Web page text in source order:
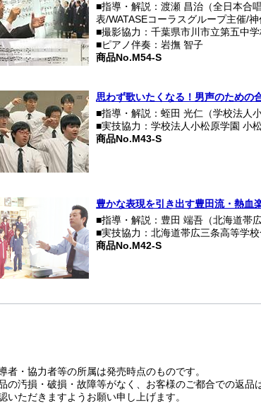
■指導・解説：渡瀬 昌治（全日本合
表/WATASEコーラスグループ主催/神
■撮影協力：千葉県市川市立第五中学
■ピアノ伴奏：岩撫 智子
商品No.M54-S
思わず歌いたくなる！男声のための
■指導・解説：蛭田 光仁（学校法人
■実技協力：学校法人小松原学園 小
商品No.M43-S
豊かな表現を引き出す豊田流・熱血
■指導・解説：豊田 端吾（北海道帯
■実技協力：北海道帯広三条高等学
商品No.M42-S
者・協力者等の所属は発売時点のものです。
の汚損・破損・故障等がなく、お客様のご都合での返品
いただきますようお願い申し上げます。